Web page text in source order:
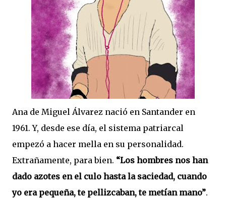
Ana de Miguel Álvarez nació en Santander en
1961. Y, desde ese día, el sistema patriarcal
empezó a hacer mella en su personalidad.
Extrañamente, para bien. “Los hombres nos han
dado azotes en el culo hasta la saciedad, cuando
yo era pequeña, te pellizcaban, te metían mano”.